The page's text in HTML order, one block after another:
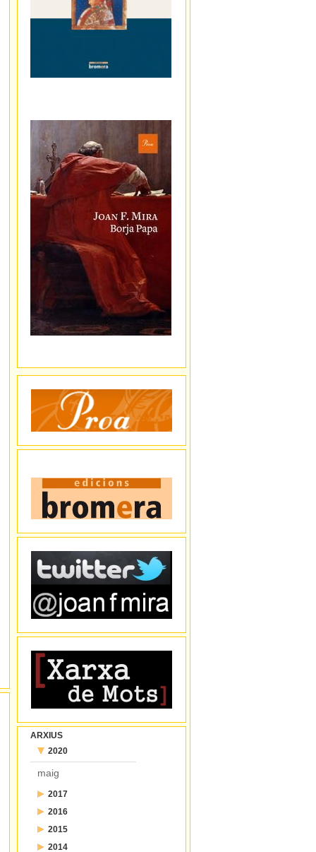
ARXIUS
2020
maig
2017
juliol2016
desembre
2015
2014